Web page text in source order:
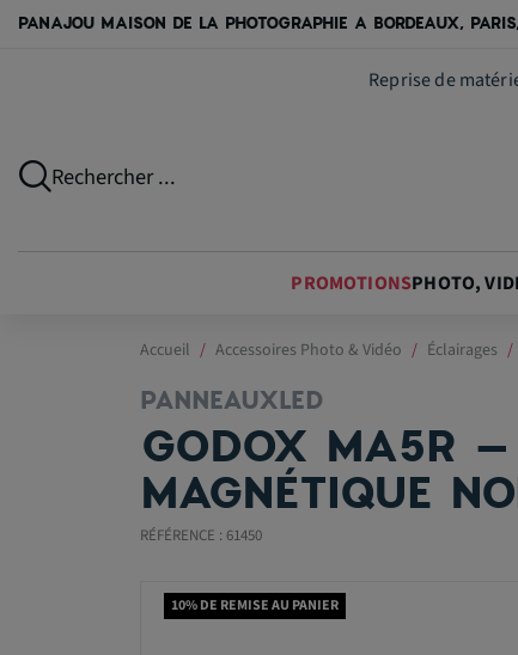
PANAJOU MAISON DE LA PHOTOGRAPHIE A BORDEAUX,
Reprise de
Rechercher ...
PROMOTIONSPHOTO,
Accueil Accessoires Photo & Vidéo Éclairages
PANNEAUXLED
GODOX MA5R –
MAGNÉTIQUE
RÉFÉRENCE : 61450
10% DE REMISE AU PANIER